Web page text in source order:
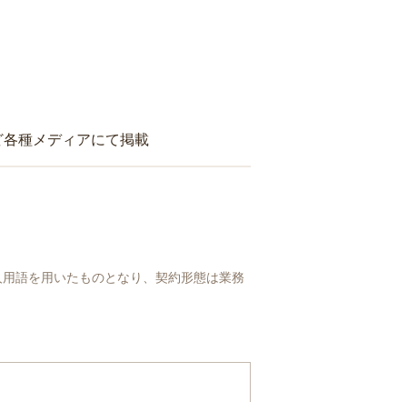
種メディアにて掲載
語を用いたものとなり、契約形態は業務